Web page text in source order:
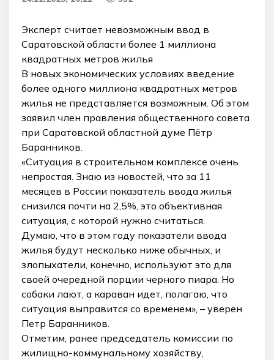
Эксперт считает невозможным ввод в
Саратовской области более 1 миллиона
квадратных метров жилья
В новых экономических условиях введение
более одного миллиона квадратных метров
жилья не представляется возможным. Об этом
заявил член правления общественного совета
при Саратовской областной думе Пётр
Баранников.
«Ситуация в строительном комплексе очень
непростая. Знаю из новостей, что за 11
месяцев в России показатель ввода жилья
снизился почти на 2,5%, это объективная
ситуация, с которой нужно считаться.
Думаю, что в этом году показатели ввода
жилья будут несколько ниже обычных, и
злопыхатели, конечно, используют это для
своей очередной порции черного пиара. Но
собаки лают, а караван идет, полагаю, что
ситуация выправится со временем», – уверен
Петр Баранников.
Отметим, ранее председатель комиссии по
жилищно-коммунальному хозяйству,